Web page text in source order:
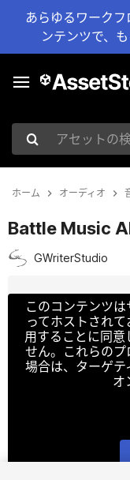
あらゆるワーク
ンテンツで、
アセットの検索
ホーム オーディオ
Battle Music
GWriterStudio
このコンテンツ
ってホストされ
用することに同
せん。これらの
場合は、ターゲ
オ